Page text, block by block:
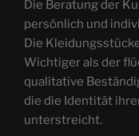
Die Beratung der
persönlich und
Die
Wichtiger als der
qualitative
die die Identität
unterstreicht.